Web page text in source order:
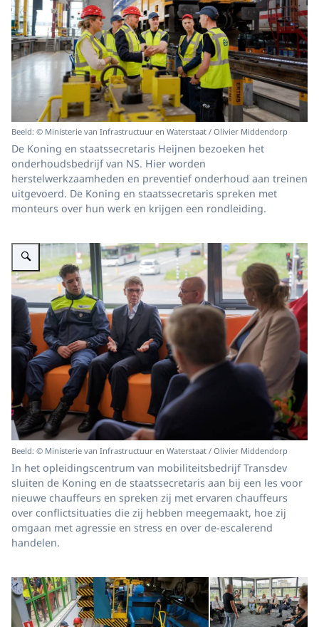
Beeld: © Ministerie van Infrastructuur en Waterstaat / Olivier Middendorp
De Koning en staatssecretaris Heijnen bezoeken het
onderhoudsbedrijf van NS. Hier worden
herstelwerkzaamheden en preventief onderhoud aan treinen
uitgevoerd. De Koning en staatssecretaris spreken met
monteurs over hun werk en krijgen een rondleiding.
Vergroot afbeelding Koning bezoekt opleidingscentrum van Transdev
Beeld: © Ministerie van Infrastructuur en Waterstaat / Olivier Middendorp
In het opleidingscentrum van mobiliteitsbedrijf Transdev
sluiten de Koning en de staatssecretaris aan bij een les voor
nieuwe chauffeurs en spreken zij met ervaren chauffeurs
over conflictsituaties die zij hebben meegemaakt, hoe zij
omgaan met agressie en stress en over de-escalerend
handelen.
Open de galerij in vergrote